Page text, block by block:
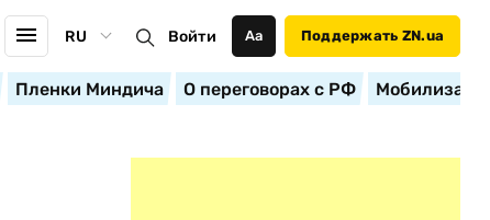
RU Войти Аа Поддержать ZN.ua
Пленки Миндича О переговорах с РФ